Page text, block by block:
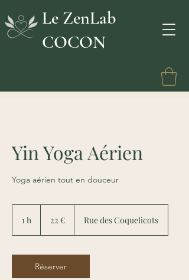
Le ZenLab
COCON
Yin Yoga Aérien
Yoga aérien tout en douceur
1 h 22 € Rue des Coquelicots
Réserver